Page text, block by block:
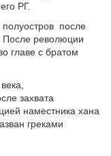
РГ.
после
После революции
главе с братом
захвата
наместника хана
греками